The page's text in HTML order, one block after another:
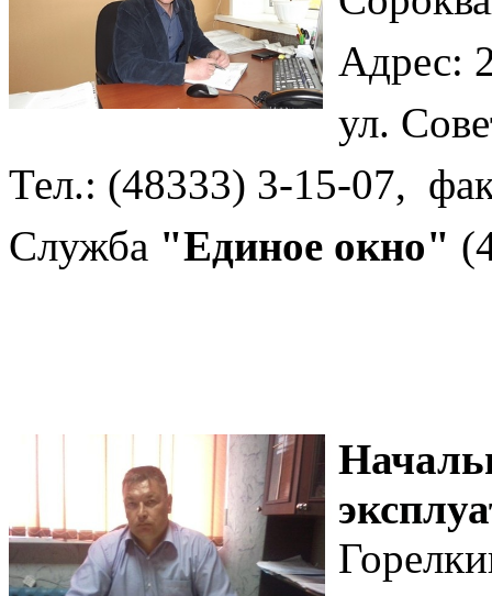
Адрес:
ул.
Тел.: (48333) 3-15-07,
Служба "Единое окно"